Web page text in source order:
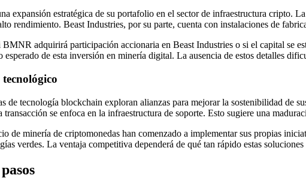
expansión estratégica de su portafolio en el sector de infraestructura cripto.
rendimiento. Beast Industries, por su parte, cuenta con instalaciones de
adquirirá participación accionaria en Beast Industries o si el capital se
de esta inversión en minería digital. La ausencia de estos detalles
de tecnología blockchain exploran alianzas para mejorar la sostenibilidad de
se enfoca en la infraestructura de soporte. Esto sugiere una
de minería de criptomonedas han comenzado a implementar sus propias
verdes. La ventaja competitiva dependerá de qué tan rápido estas